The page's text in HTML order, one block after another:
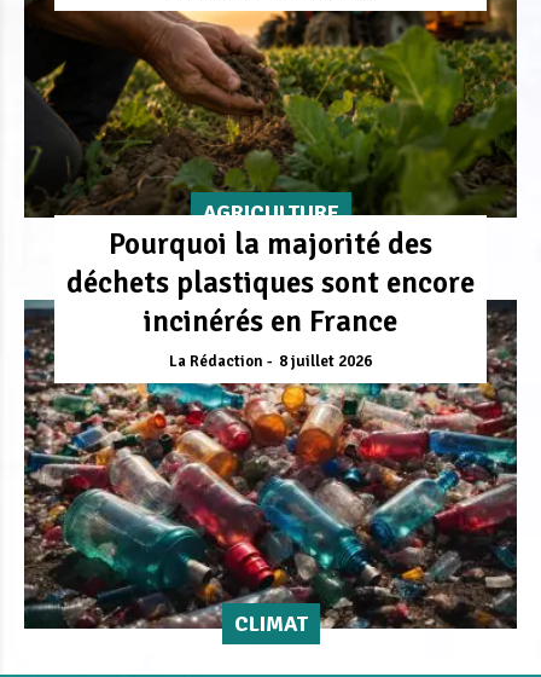
AGRICULTURE
Pourquoi la majorité des
déchets plastiques sont encore
incinérés en France
La Rédaction 8 juillet 2026
CLIMAT